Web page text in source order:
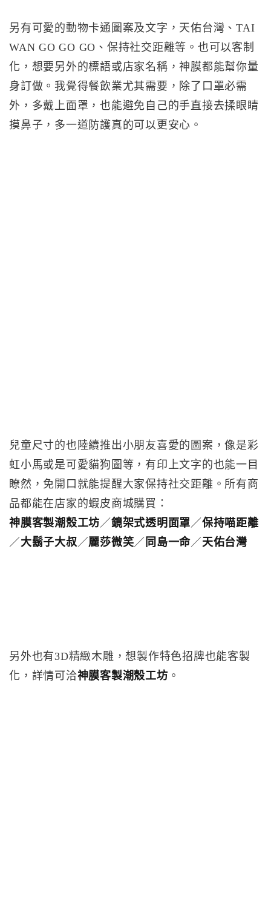
另有可愛的動物卡通圖案及文字，天佑台灣、TAI
WAN GO GO GO、保持社交距離等。也可以客制
化，想要另外的標語或店家名稱，神膜都能幫你量
身訂做。我覺得餐飲業尤其需要，除了口罩必需
外，多戴上面罩，也能避免自己的手直接去揉眼睛
摸鼻子，多一道防護真的可以更安心。
兒童尺寸的也陸續推出小朋友喜愛的圖案，像是彩
虹小馬或是可愛貓狗圖等，有印上文字的也能一目
瞭然，免開口就能提醒大家保持社交距離。所有商
品都能在店家的蝦皮商城購買：
神膜客製潮殼工坊／鏡架式透明面罩／保持喵距離
／ 大鬍子大叔／麗莎微笑／ 同島一命／ 天佑台灣
另外也有3D精緻木雕，想製作特色招牌也能客製
化，詳情可洽神膜客製潮殼工坊 。